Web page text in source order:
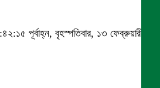
পূর্বাহ্ন, বৃহস্পতিবার, ১৩ ফেব্রুয়ারী